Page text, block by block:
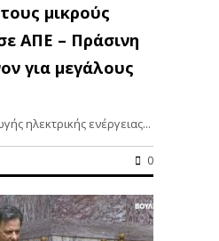
μικρούς
ΑΠΕ – Πράσινη
για μεγάλους
ηλεκτρικής ενέργειας...
0